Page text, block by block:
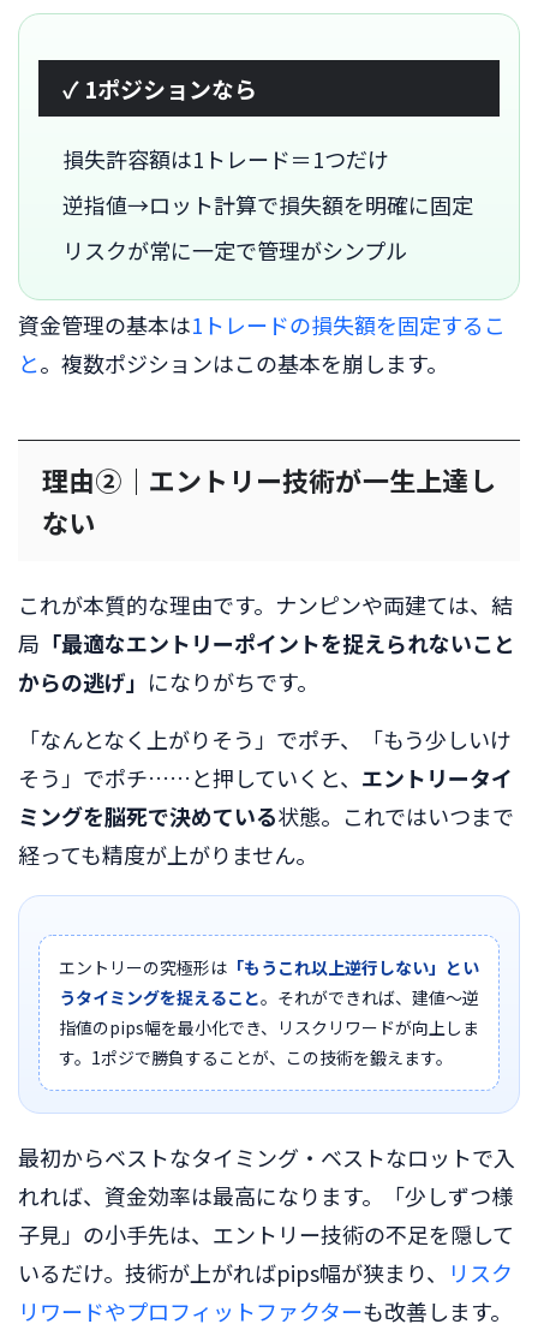
✓ 1ポジションなら
損失許容額は1トレード＝1つだけ
逆指値→ロット計算で損失額を明確に固定
リスクが常に一定で管理がシンプル
資金管理の基本は1トレードの損失額を固定するこ
と。複数ポジションはこの基本を崩します。
理由②｜エントリー技術が一生上達し
ない
これが本質的な理由です。ナンピンや両建ては、結
局 「最適なエントリーポイントを捉えられないこと
からの逃げ」 になりがちです。
「なんとなく上がりそう」でポチ、「もう少しいけ
そう」でポチ……と押していくと、 エントリータイ
ミングを脳死で決めている状態。これではいつまで
経っても精度が上がりません。
エントリーの究極形は 「もうこれ以上逆行しない」とい
うタイミングを捉えること。それができれば、建値〜逆
指値のpips幅を最小化でき、リスクリワードが向上しま
す。1ポジで勝負することが、この技術を鍛えます。
最初からベストなタイミング・ベストなロットで入
れれば、資金効率は最高になります。「少しずつ様
子見」の小手先は、エントリー技術の不足を隠して
いるだけ。技術が上がればpips幅が狭まり、
リスク
リワードやプロフィットファクターも改善します。